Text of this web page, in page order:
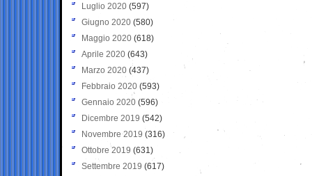
Luglio 2020 (597)
Giugno 2020 (580)
Maggio 2020 (618)
Aprile 2020 (643)
Marzo 2020 (437)
Febbraio 2020 (593)
Gennaio 2020 (596)
Dicembre 2019 (542)
Novembre 2019 (316)
Ottobre 2019 (631)
Settembre 2019 (617)